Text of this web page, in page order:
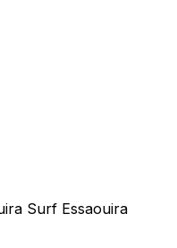
Surf Essaouira